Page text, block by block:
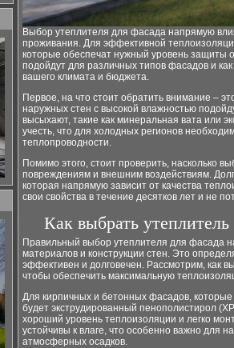
Выбор утеплителя для фасада напрямую
проживания. Для эффективной
которые обеспечат нужный уровень защиты
подойдут для различных типов фасадов и
вашего климата и бюджета.
Первое, на что стоит обратить внимание –
наружных стен с высокой влажностью
высыхают, такие как минеральная вата или
учесть, что для холодных регионов
теплопроводности.
Помимо этого, стоит проверить, насколько
повреждениям и внешним воздействиям.
которая напрямую зависит от качества
свои свойства в течение десятков лет и не
Как выбрать
Правильный выбор утеплителя для фасада
материалов и конструкции стен. Это
эффективен и долговечен. Рассмотрим, как
чтобы обеспечить максимальную
Для кирпичных и бетонных фасадов,
будет экструдированный пенополистирол
хороший уровень теплоизоляции и легко
устойчивы к влаге, что особенно важно для
атмосферных осадков.